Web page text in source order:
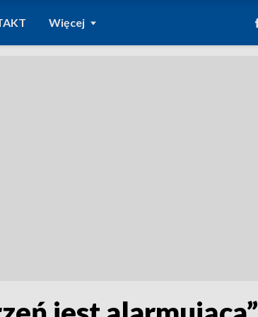
Więcej